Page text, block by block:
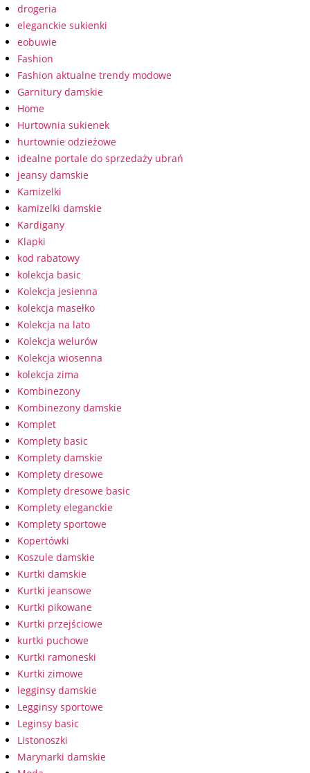
drogeria
eleganckie sukienki
eobuwie
Fashion
Fashion aktualne trendy modowe
Garnitury damskie
Home
Hurtownia sukienek
hurtownie odzieżowe
idealne portale do sprzedaży ubrań
jeansy damskie
Kamizelki
kamizelki damskie
Kardigany
Klapki
kod rabatowy
kolekcja basic
Kolekcja jesienna
kolekcja masełko
Kolekcja na lato
Kolekcja welurów
Kolekcja wiosenna
kolekcja zima
Kombinezony
Kombinezony damskie
Komplet
Komplety basic
Komplety damskie
Komplety dresowe
Komplety dresowe basic
Komplety eleganckie
Komplety sportowe
Kopertówki
Koszule damskie
Kurtki damskie
Kurtki jeansowe
Kurtki pikowane
Kurtki przejściowe
kurtki puchowe
Kurtki ramoneski
Kurtki zimowe
legginsy damskie
Legginsy sportowe
Leginsy basic
Listonoszki
Marynarki damskie